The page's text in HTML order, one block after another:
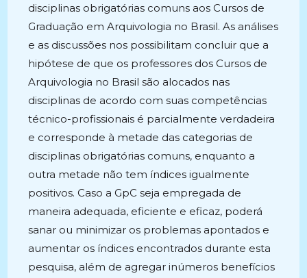
disciplinas obrigatórias comuns aos Cursos de
Graduação em Arquivologia no Brasil. As análises
e as discussões nos possibilitam concluir que a
hipótese de que os professores dos Cursos de
Arquivologia no Brasil são alocados nas
disciplinas de acordo com suas competências
técnico-profissionais é parcialmente verdadeira
e corresponde à metade das categorias de
disciplinas obrigatórias comuns, enquanto a
outra metade não tem índices igualmente
positivos. Caso a GpC seja empregada de
maneira adequada, eficiente e eficaz, poderá
sanar ou minimizar os problemas apontados e
aumentar os índices encontrados durante esta
pesquisa, além de agregar inúmeros benefícios